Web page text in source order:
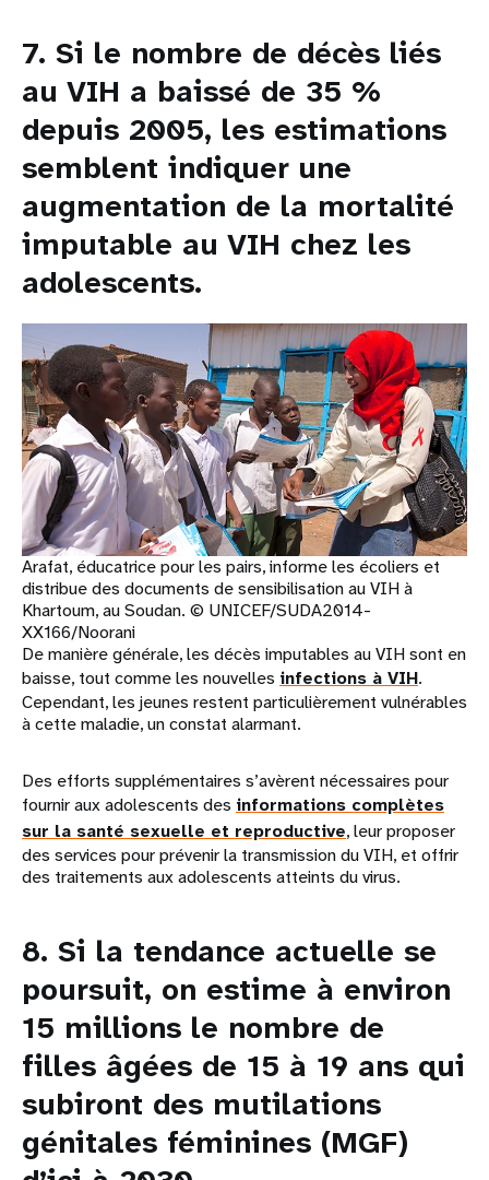
7. Si le nombre de décès liés
au VIH a baissé de 35 %
depuis 2005, les estimations
semblent indiquer une
augmentation de la mortalité
imputable au VIH chez les
adolescents.
Arafat, éducatrice pour les pairs, informe les écoliers et
distribue des documents de sensibilisation au VIH à
Khartoum, au Soudan. © UNICEF/SUDA2014-
XX166/Noorani
De manière générale, les décès imputables au VIH sont en
baisse, tout comme les nouvelles infections à VIH.
Cependant, les jeunes restent particulièrement vulnérables
à cette maladie, un constat alarmant.
Des efforts supplémentaires s’avèrent nécessaires pour
fournir aux adolescents des informations complètes
sur la santé sexuelle et reproductive, leur proposer
des services pour prévenir la transmission du VIH, et offrir
des traitements aux adolescents atteints du virus.
8. Si la tendance actuelle se
poursuit, on estime à environ
15 millions le nombre de
filles âgées de 15 à 19 ans qui
subiront des mutilations
génitales féminines (MGF)